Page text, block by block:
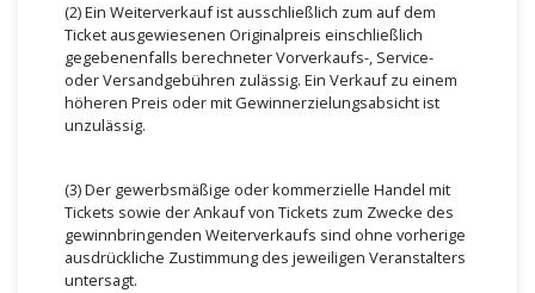
(2) Ein Weiterverkauf ist ausschließlich zum auf dem
Ticket ausgewiesenen Originalpreis einschließlich
gegebenenfalls berechneter Vorverkaufs-, Service-
oder Versandgebühren zulässig. Ein Verkauf zu einem
höheren Preis oder mit Gewinnerzielungsabsicht ist
unzulässig.
(3) Der gewerbsmäßige oder kommerzielle Handel mit
Tickets sowie der Ankauf von Tickets zum Zwecke des
gewinnbringenden Weiterverkaufs sind ohne vorherige
ausdrückliche Zustimmung des jeweiligen Veranstalters
untersagt.